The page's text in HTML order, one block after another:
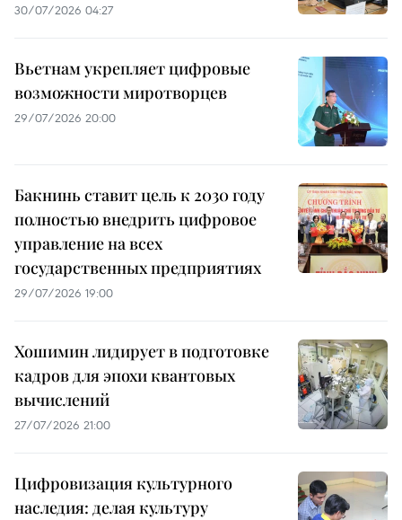
30/07/2026 04:27
Вьетнам укрепляет цифровые
возможности миротворцев
29/07/2026 20:00
Бакнинь ставит цель к 2030 году
полностью внедрить цифровое
управление на всех
государственных предприятиях
29/07/2026 19:00
Хошимин лидирует в подготовке
кадров для эпохи квантовых
вычислений
27/07/2026 21:00
Цифровизация культурного
наследия: делая культуру